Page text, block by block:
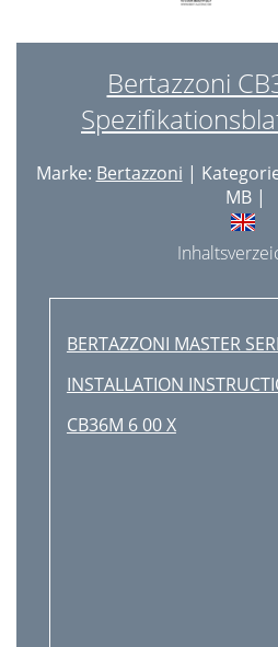
Bertazzoni
Marke: Bertazzoni |
MB |
BERTAZZONI MASTER
INSTALLATION
CB36M 6 00 X